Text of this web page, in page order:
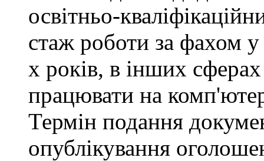
освітньо-
стаж роботи за фахом
х років, в інших
працювати на
Термін подання
опублікування